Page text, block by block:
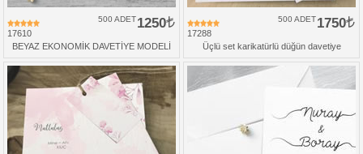
17610
1250
500 ADET
BEYAZ EKONOMİK DAVETİYE MODELİ
17288
1750
500 ADET
Üçlü set karikatürlü düğün davetiye